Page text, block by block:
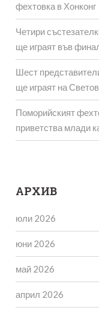
фехтовка в Хонконг
Четири
ще играят във
Шест
ще играят на
Поморийският
приветства млади
АРХИВ
юли 2026
юни 2026
май 2026
април 2026